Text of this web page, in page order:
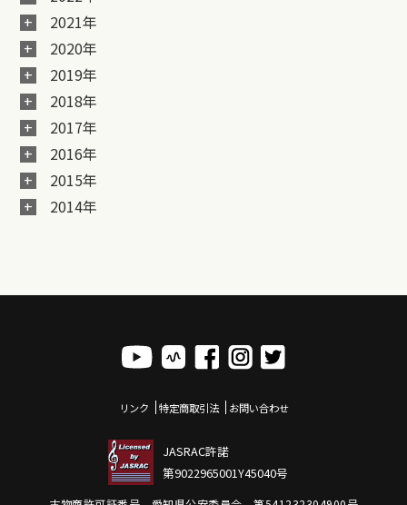
2021年
2020年
2019年
2018年
2017年
2016年
2015年
2014年
リンク 特定商取引法 お問い合わせ
JASRAC許諾
第9022965001Y45040号